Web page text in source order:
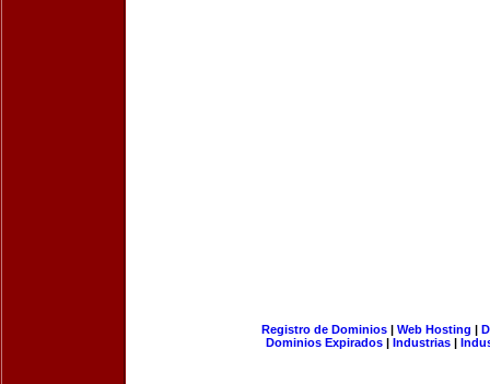
Registro de Dominios| Web Hosting |
Dominios Expirados | Industrias |